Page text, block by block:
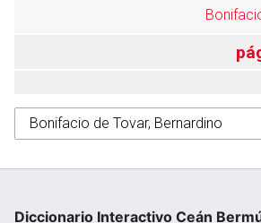
Diccionario Interactivo Ceán